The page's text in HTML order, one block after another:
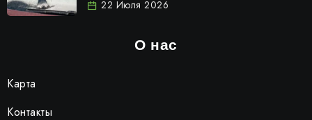
22 Июля 2026
О нас
Карта
Контакты